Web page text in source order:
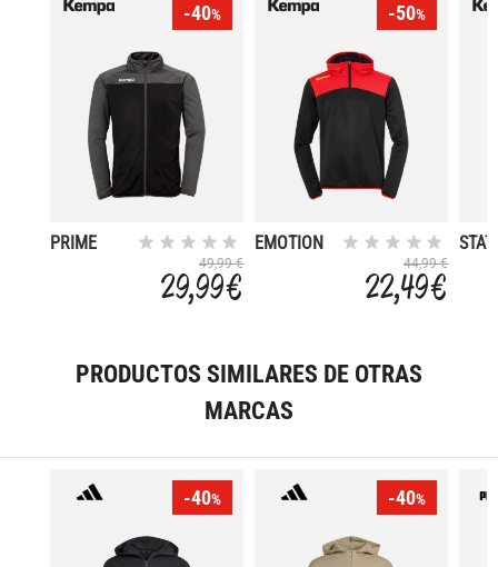
-40%
PRIME
49,99 €
29,99 €
-50%
EMOTION
44,99 €
22,49 €
PRODUCTOS SIMILARES DE OTRAS
MARCAS
-40% -40%